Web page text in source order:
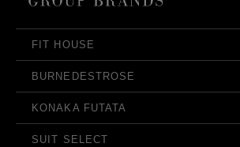
FIT HOUSE
BURNEDESTROSE
KONAKA FUTATA
SUIT SELECT